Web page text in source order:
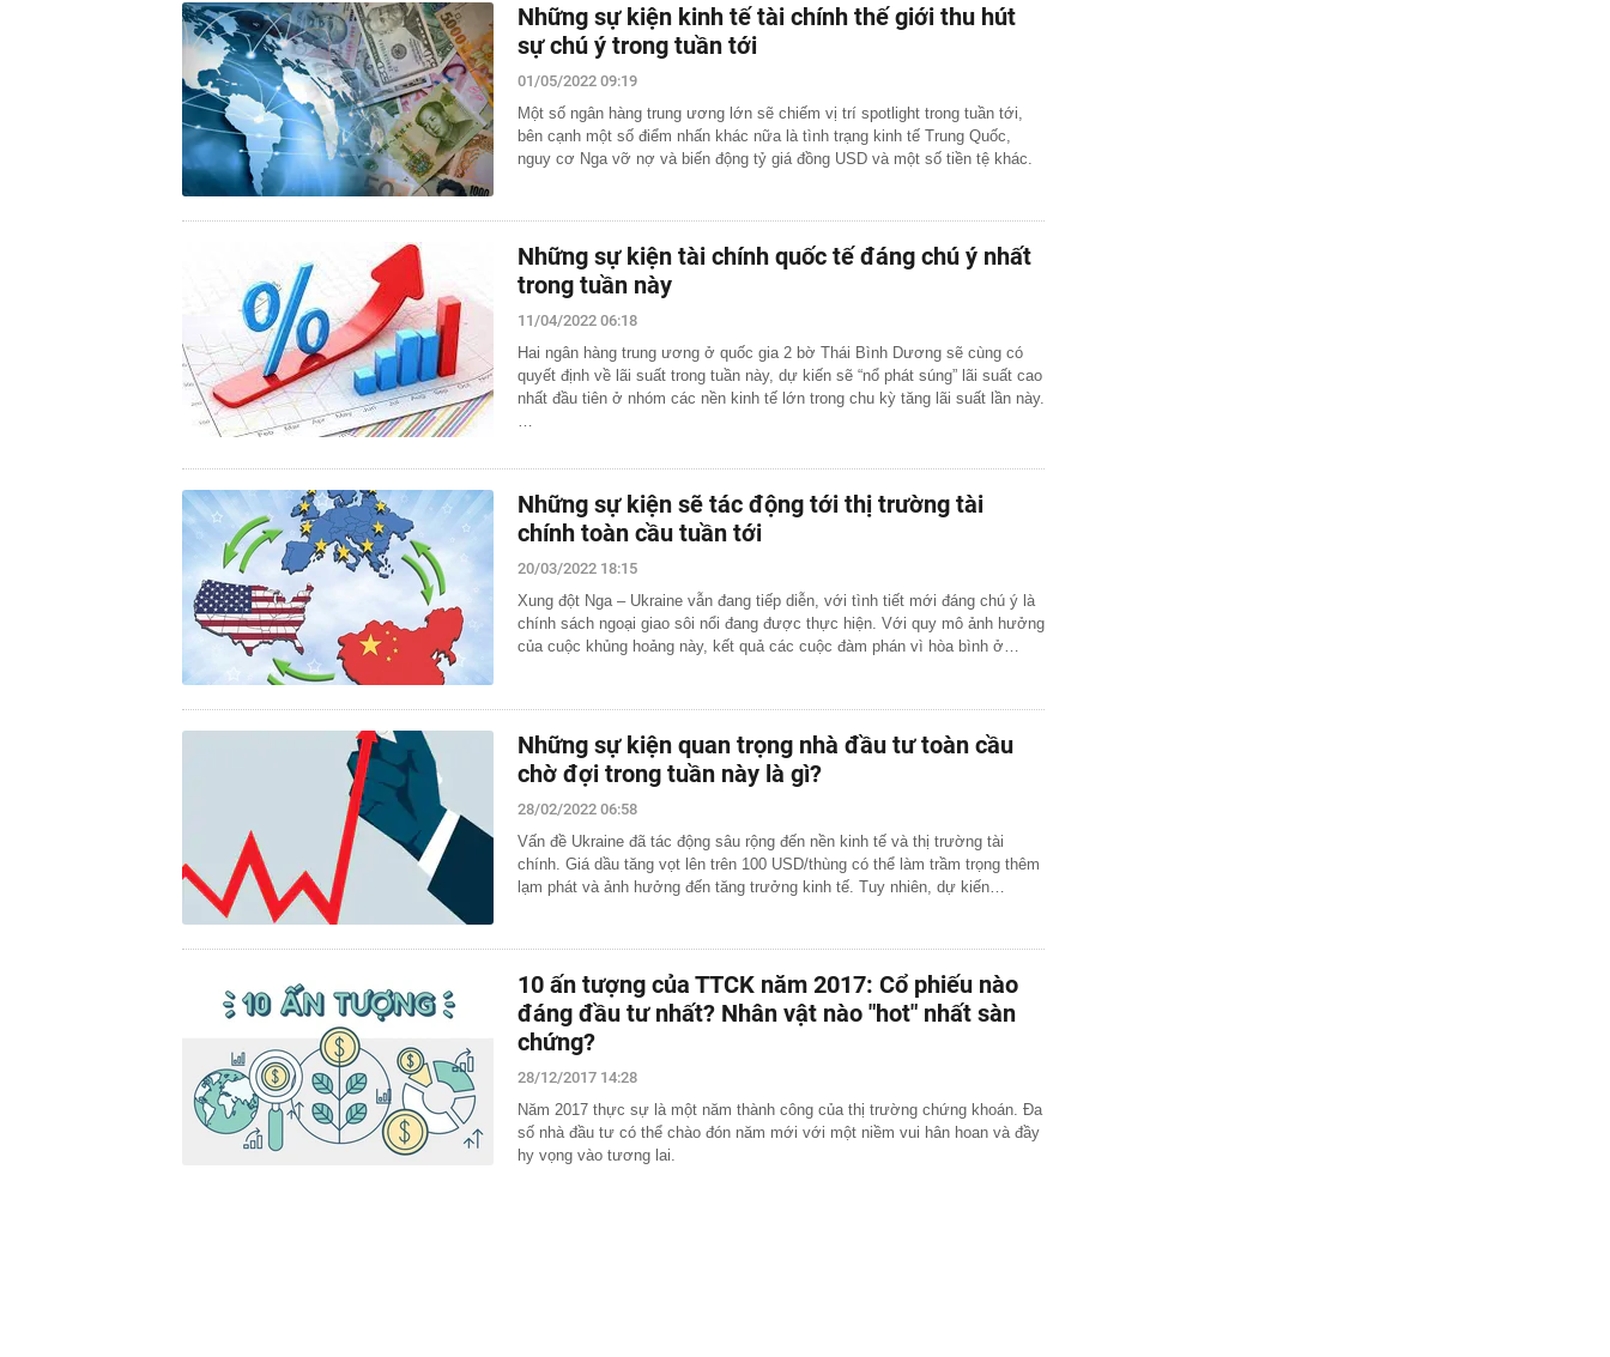
Những sự kiện kinh tế tài chính thế giới thu hút
sự chú ý trong tuần tới
01/05/2022 09:19
Một số ngân hàng trung ương lớn sẽ chiếm vị trí spotlight trong tuần tới,
bên cạnh một số điểm nhấn khác nữa là tình trạng kinh tế Trung Quốc,
nguy cơ Nga vỡ nợ và biến động tỷ giá đồng USD và một số tiền tệ khác.
Những sự kiện tài chính quốc tế đáng chú ý nhất
trong tuần này
11/04/2022 06:18
Hai ngân hàng trung ương ở quốc gia 2 bờ Thái Bình Dương sẽ cùng có
quyết định về lãi suất trong tuần này, dự kiến sẽ “nổ phát súng” lãi suất cao
nhất đầu tiên ở nhóm các nền kinh tế lớn trong chu kỳ tăng lãi suất lần này.
…
Những sự kiện sẽ tác động tới thị trường tài
chính toàn cầu tuần tới
20/03/2022 18:15
Xung đột Nga – Ukraine vẫn đang tiếp diễn, với tình tiết mới đáng chú ý là
chính sách ngoại giao sôi nổi đang được thực hiện. Với quy mô ảnh hưởng
của cuộc khủng hoảng này, kết quả các cuộc đàm phán vì hòa bình ở…
Những sự kiện quan trọng nhà đầu tư toàn cầu
chờ đợi trong tuần này là gì?
28/02/2022 06:58
Vấn đề Ukraine đã tác động sâu rộng đến nền kinh tế và thị trường tài
chính. Giá dầu tăng vọt lên trên 100 USD/thùng có thể làm trầm trọng thêm
lạm phát và ảnh hưởng đến tăng trưởng kinh tế. Tuy nhiên, dự kiến…
10 ấn tượng của TTCK năm 2017: Cổ phiếu nào
đáng đầu tư nhất? Nhân vật nào "hot" nhất sàn
chứng?
28/12/2017 14:28
Năm 2017 thực sự là một năm thành công của thị trường chứng khoán. Đa
số nhà đầu tư có thể chào đón năm mới với một niềm vui hân hoan và đầy
hy vọng vào tương lai.